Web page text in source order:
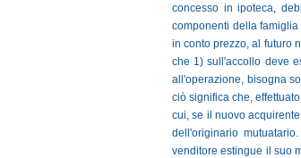
concesso in ipoteca,
componenti della
in conto prezzo, al futuro
che 1) sull'accollo deve
all'operazione, bisogna
ciò significa che,
cui, se il nuovo
dell'originario
venditore estingue il suo